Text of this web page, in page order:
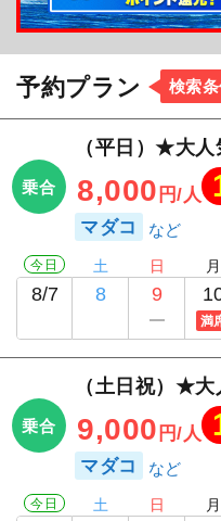
予約プラン 検索
乗合
（平日）★大
8,000 円/人
マダコ
今日
8/7
土
8
日
9
月
満
乗合
（土日祝）★
9,000 円/人
マダコ
今日 土 日 月